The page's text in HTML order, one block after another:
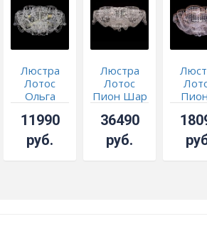
Люстра
Лотос
Ольга
11990
руб.
Люстра
Лотос
Пион Шар
36490
руб.